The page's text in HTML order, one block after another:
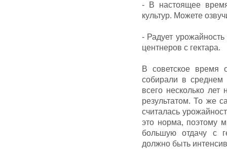
- В настоящее время
культур. Можете
- Радует
центнеров с гектара.
В советское время
собирали в
всего несколько
результатом. То же
считалась
это норма, поэтому
большую отдачу с
должно быть